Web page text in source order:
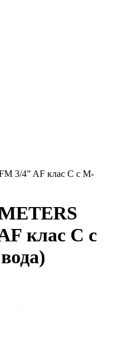
3/4” AF клас С c M-
клас С c